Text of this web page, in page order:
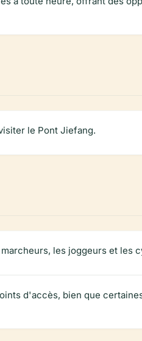
le Pont Jiefang.
les joggeurs et les
d'accès, bien que